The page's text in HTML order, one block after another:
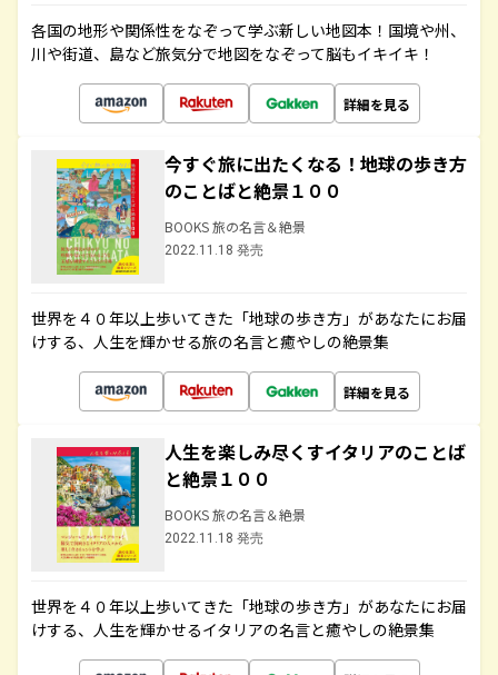
各国の地形や関係性をなぞって学ぶ新しい地図本！国境や州、
川や街道、島など旅気分で地図をなぞって脳もイキイキ！
詳細を見る
今すぐ旅に出たくなる！地球の歩き方
のことばと絶景１００
BOOKS 旅の名言＆絶景
2022.11.18 発売
世界を４０年以上歩いてきた「地球の歩き方」があなたにお届
けする、人生を輝かせる旅の名言と癒やしの絶景集
詳細を見る
人生を楽しみ尽くすイタリアのことば
と絶景１００
BOOKS 旅の名言＆絶景
2022.11.18 発売
世界を４０年以上歩いてきた「地球の歩き方」があなたにお届
けする、人生を輝かせるイタリアの名言と癒やしの絶景集